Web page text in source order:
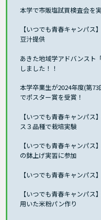
本学で市販塩試買検査会を
【いつでも青春キャンパス
豆汁提供
あきた地域学アドバンスト
しました！！
本学卒業生が2024年度(第
でポスター賞を受賞！
【いつでも青春キャンパス
ス３品種で栽培実験
【いつでも青春キャンパス
の鉢上げ実習に参加
【いつでも青春キャンパス
【いつでも青春キャンパス
用いた米粉パン作り